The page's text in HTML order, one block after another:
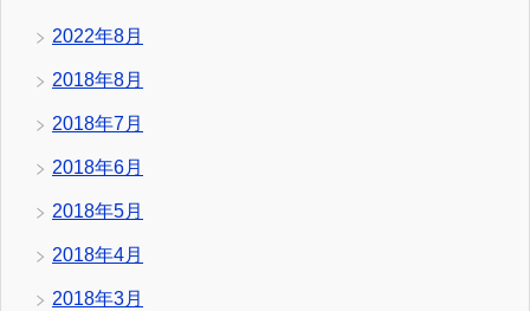
2022年8月
2018年8月
2018年7月
2018年6月
2018年5月
2018年4月
2018年3月